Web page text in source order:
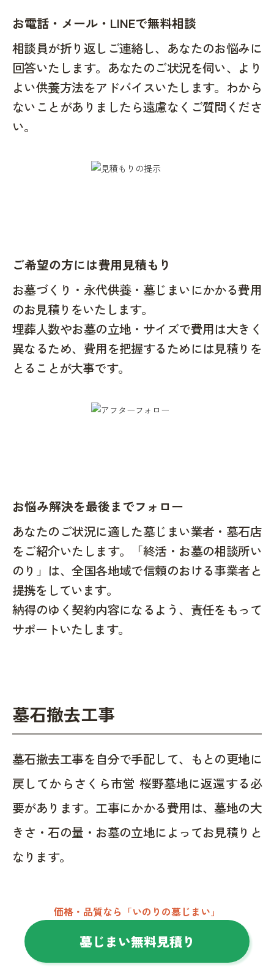
お電話・メール・LINEで無料相談
相談員が折り返しご連絡し、あなたのお悩みに
回答いたします。あなたのご状況を伺い、より
よい供養方法をアドバイスいたします。わから
ないことがありましたら遠慮なくご質問くださ
い。
ご希望の方には費用見積もり
お墓づくり・永代供養・墓じまいにかかる費用
のお見積りをいたします。
埋葬人数やお墓の立地・サイズで費用は大きく
異なるため、費用を把握するためには見積りを
とることが大事です。
お悩み解決を最後までフォロー
あなたのご状況に適した墓じまい業者・墓石店
をご紹介いたします。「終活・お墓の相談所い
のり」は、全国各地域で信頼のおける事業者と
提携をしています。
納得のゆく契約内容になるよう、責任をもって
サポートいたします。
墓石撤去工事
墓石撤去工事を自分で手配して、もとの更地に
戻してからさくら市営 桜野墓地に返還する必
要があります。工事にかかる費用は、墓地の大
きさ・石の量・お墓の立地によってお見積りと
なります。
価格・品質なら「いのりの墓じまい」
墓じまい無料見積り